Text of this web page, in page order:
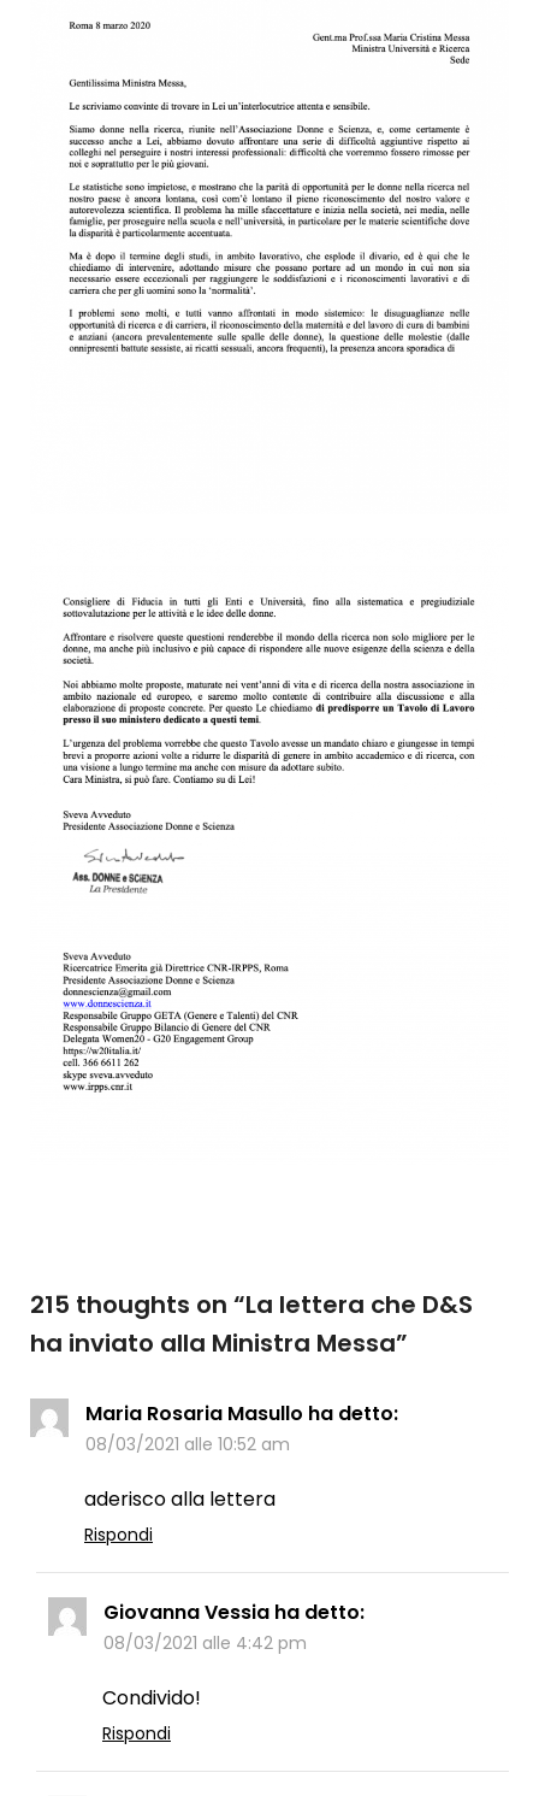
215 thoughts on “La lettera che D&S
ha inviato alla Ministra Messa”
Maria Rosaria Masullo ha detto:
08/03/2021 alle 10:52 am
aderisco alla lettera
Rispondi
Giovanna Vessia ha detto:
08/03/2021 alle 4:42 pm
Condivido!
Rispondi